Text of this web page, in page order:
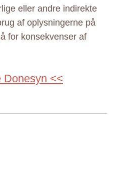
eller andre indirekte
af oplysningerne på
for konsekvenser af
Donesyn <<